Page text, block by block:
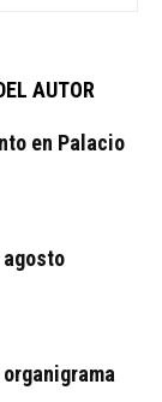
AUTOR
en Palacio